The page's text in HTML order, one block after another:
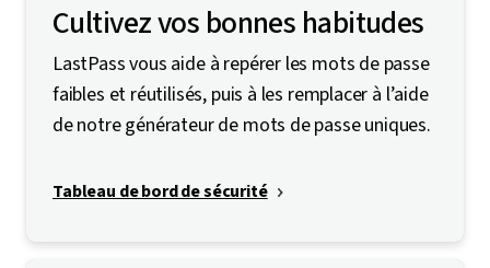
Cultivez vos bonnes habitudes
LastPass vous aide à repérer les mots de passe
faibles et réutilisés, puis à les remplacer à l’aide
de notre générateur de mots de passe uniques.
Tableau de bord de sécurité